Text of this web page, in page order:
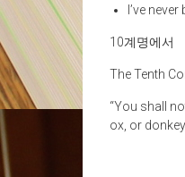
I’ve
10계명에서
The Tenth
“You shall
ox, or